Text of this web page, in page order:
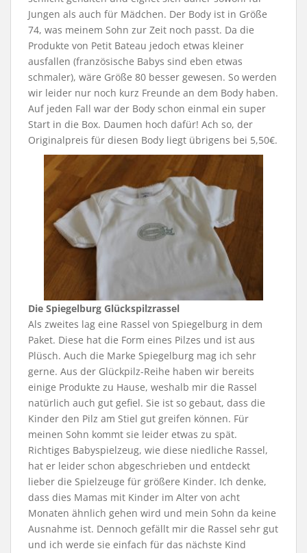
Jungen als auch für Mädchen. Der Body ist in Größe
74, was meinem Sohn zur Zeit noch passt. Da die
Produkte von Petit Bateau jedoch etwas kleiner
ausfallen (französische Babys sind eben etwas
schmaler), wäre Größe 80 besser gewesen. So werden
wir leider nur noch kurz Freunde an dem Body haben.
Auf jeden Fall war der Body schon einmal ein super
Start in die Box. Daumen hoch dafür! Ach so, der
Originalpreis für diesen Body liegt übrigens bei 5,50€.
Die Spiegelburg Glückspilzrassel
Als zweites lag eine Rassel von Spiegelburg in dem
Paket. Diese hat die Form eines Pilzes und ist aus
Plüsch. Auch die Marke Spiegelburg mag ich sehr
gerne. Aus der Glückpilz-Reihe haben wir bereits
einige Produkte zu Hause, weshalb mir die Rassel
natürlich auch gut gefiel. Sie ist so gebaut, dass die
Kinder den Pilz am Stiel gut greifen können. Für
meinen Sohn kommt sie leider etwas zu spät.
Richtiges Babyspielzeug, wie diese niedliche Rassel,
hat er leider schon abgeschrieben und entdeckt
lieber die Spielzeuge für größere Kinder. Ich denke,
dass dies Mamas mit Kinder im Alter von acht
Monaten ähnlich gehen wird und mein Sohn da keine
Ausnahme ist. Dennoch gefällt mir die Rassel sehr gut
und ich werde sie einfach für das nächste Kind